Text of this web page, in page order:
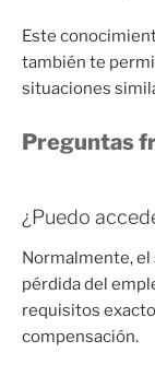
Este
también te
situaciones
Preguntas
¿Puedo
Normalmente,
pérdida del
requisitos
compensación.